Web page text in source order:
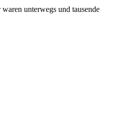
unterwegs und tausende